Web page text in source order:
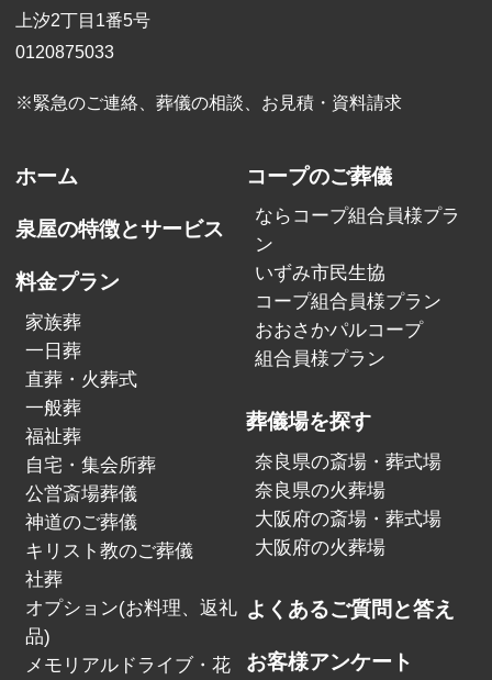
上汐2丁目1番5号
0120875033
※緊急のご連絡、葬儀の相談、 お見積・資料請求
ホーム
泉屋の特徴とサービス
料金プラン
家族葬
一日葬
直葬・火葬式
一般葬
福祉葬
自宅・集会所葬
公営斎場葬儀
神道のご葬儀
キリスト教のご葬儀
社葬
オプション(お料理、返礼
品)
メモリアルドライブ・花
コープのご葬儀
ならコープ組合員様プラ
ン
いずみ市民生協
コープ組合員様プラン
おおさかパルコープ
組合員様プラン
葬儀場を探す
奈良県の斎場・葬式場
奈良県の火葬場
大阪府の斎場・葬式場
大阪府の火葬場
よくあるご質問と答え
お客様アンケート